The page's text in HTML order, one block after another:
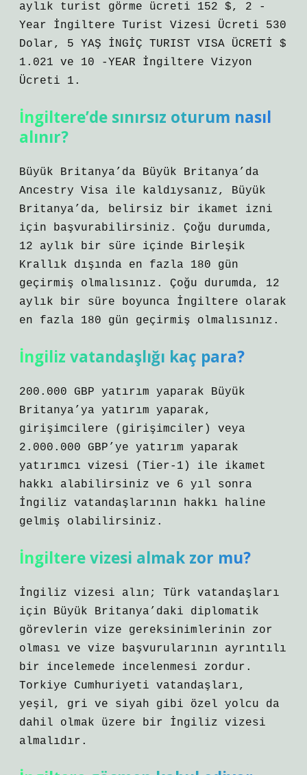
aylık turist görme ücreti 152 $, 2 -
Year İngiltere Turist Vizesi Ücreti 530
Dolar, 5 YAŞ İNGİÇ TURIST VISA ÜCRETİ $
1.021 ve 10 -YEAR İngiltere Vizyon
Ücreti 1.
İngiltere’de sınırsız oturum nasıl
alınır?
Büyük Britanya’da Büyük Britanya’da
Ancestry Visa ile kaldıysanız, Büyük
Britanya’da, belirsiz bir ikamet izni
için başvurabilirsiniz. Çoğu durumda,
12 aylık bir süre içinde Birleşik
Krallık dışında en fazla 180 gün
geçirmiş olmalısınız. Çoğu durumda, 12
aylık bir süre boyunca İngiltere olarak
en fazla 180 gün geçirmiş olmalısınız.
İngiliz vatandaşlığı kaç para?
200.000 GBP yatırım yaparak Büyük
Britanya’ya yatırım yaparak,
girişimcilere (girişimciler) veya
2.000.000 GBP’ye yatırım yaparak
yatırımcı vizesi (Tier-1) ile ikamet
hakkı alabilirsiniz ve 6 yıl sonra
İngiliz vatandaşlarının hakkı haline
gelmiş olabilirsiniz.
İngiltere vizesi almak zor mu?
İngiliz vizesi alın; Türk vatandaşları
için Büyük Britanya’daki diplomatik
görevlerin vize gereksinimlerinin zor
olması ve vize başvurularının ayrıntılı
bir incelemede incelenmesi zordur.
Torkiye Cumhuriyeti vatandaşları,
yeşil, gri ve siyah gibi özel yolcu da
dahil olmak üzere bir İngiliz vizesi
almalıdır.